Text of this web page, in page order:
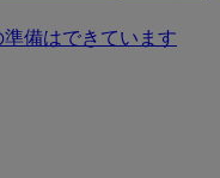
準備はできています